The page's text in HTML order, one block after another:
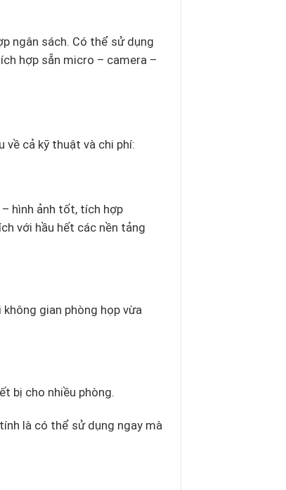
ngân sách. Có thể sử dụng
hợp sẵn micro – camera –
về cả kỹ thuật và chi phí:
hình ảnh tốt, tích hợp
với hầu hết các nền tảng
gian phòng họp vừa
bị cho nhiều phòng.
là có thể sử dụng ngay mà